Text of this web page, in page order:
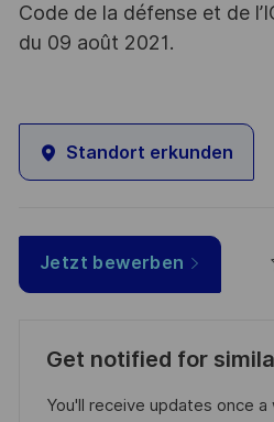
Code de la défense et de
du 09 août 2021.
Standort erkunden
Jetzt bewerben
Get notified for
You'll receive updates once a